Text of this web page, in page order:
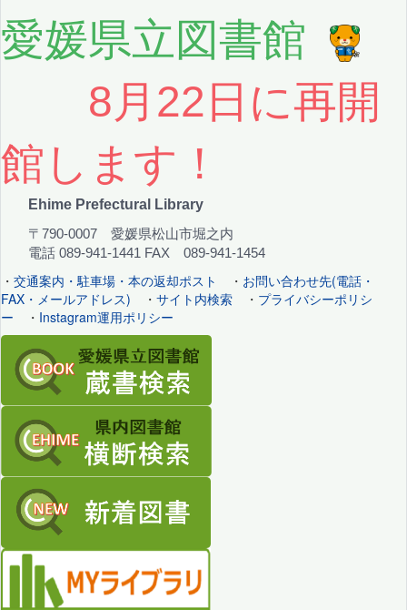
愛媛県立図書館
8月22日に再開
館します！
Ehime Prefectural Library
〒790-0007 愛媛県松山市堀之内
電話 089-941-1441 FAX 089-941-1454
・ 交通案内・駐車場・本の返却ポスト ・ お問い合わせ先(電話・
FAX・メールアドレス) ・ サイト内検索 ・ プライバシーポリシ
ー ・ Instagram運用ポリシー